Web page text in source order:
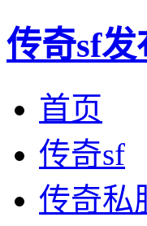
传奇sf发
首页
传奇sf
传奇私